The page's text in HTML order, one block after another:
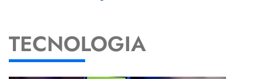
TECNOLOGIA